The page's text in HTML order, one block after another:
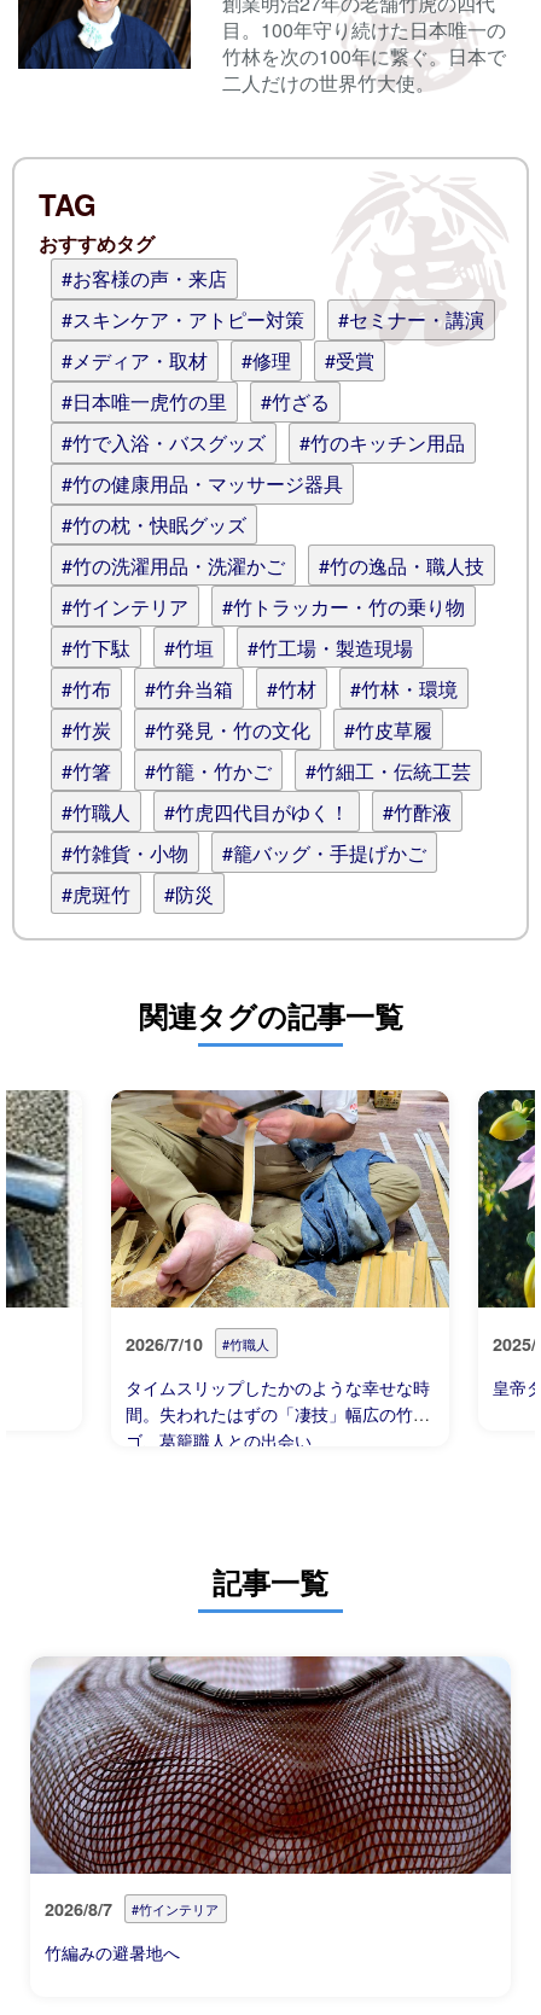
名前
コメント (スタイル用のHTMLタグを使
えます)
目。100年守り続けた日本唯一の
竹林を次の100年に繋ぐ。日本で
二人だけの世界竹大使。
TAG
おすすめタグ
#お客様の声・来店
#スキンケア・アトピー対策
#セミナー・講演
#メディア・取材
#修理
#受賞
#日本唯一虎竹の里
#竹ざる
#竹で入浴・バスグッズ
#竹のキッチン用品
#竹の健康用品・マッサージ器具
#竹の枕・快眠グッズ
#竹の洗濯用品・洗濯かご
#竹の逸品・職人技
#竹インテリア
#竹トラッカー・竹の乗り物
#竹下駄
#竹垣
#竹工場・製造現場
#竹布
#竹弁当箱 #竹材
#竹林・環境
#竹炭
#竹発見・竹の文化
#竹皮草履
#竹箸
#竹籠・竹かご
#竹細工・伝統工芸
#竹職人
#竹虎四代目がゆく！
#竹酢液
#竹雑貨・小物
#籠バッグ・手提げかご
#虎斑竹
#防災
関連タグの記事一覧
2026/7/10 #竹職人
タイムスリップしたかのような幸せな時
間。失われたはずの「凄技」幅広の竹ヒ
ゴ、葛籠職人との出会い
2025/
皇帝
記事一覧
2026/8/7 #竹インテリア
竹編みの避暑地へ